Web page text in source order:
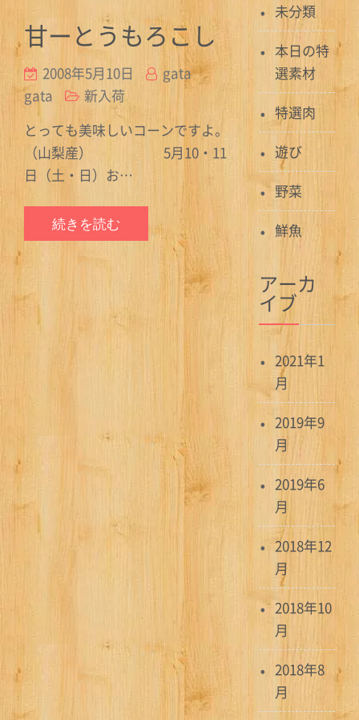
甘ーとうもろこし
2008年5月10日
gata
gata
新入荷
とっても美味しいコーンですよ。
（山梨産） 5月10・11
日（土・日）お…
続きを読む
未分類
本日の特
選素材
特選肉
遊び
野菜
鮮魚
アーカ
イブ
2021年1
月
2019年9
月
2019年6
月
2018年12
月
2018年10
月
2018年8
月